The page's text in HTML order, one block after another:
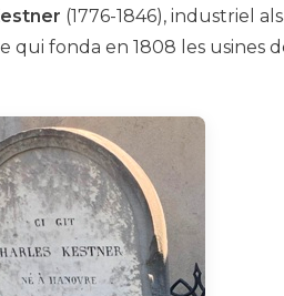
(1776-1846), industriel
qui fonda en 1808 les usines